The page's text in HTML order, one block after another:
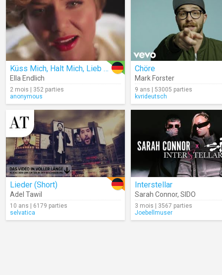
Küss Mich, Halt Mich, Lieb Mich
Ella Endlich
2 mois | 352 parties
anonymous
Chöre
Mark Forster
9 ans | 53005 parties
kvrideutsch
Lieder (Short)
Adel Tawil
10 ans | 6179 parties
selvatica
Interstellar
Sarah Connor, SIDO
3 mois | 3567 parties
Joebellmuser